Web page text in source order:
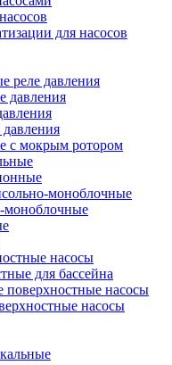
для насосов
реле давления
давления
с мокрым ротором
моноблочные
моноблочные
насосы
для бассейна
насосы
насосы